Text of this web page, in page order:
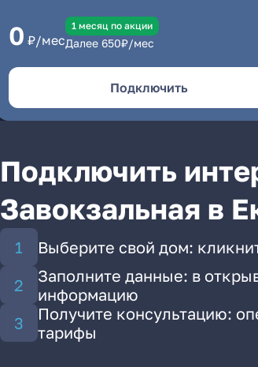
0 ₽/мес
1 месяц по акции
Далее 650₽/мес
Подключить
Подключить
Завокзальная в
Выберите свой дом:
Заполните данные: в
информацию
Получите консультацию:
тарифы